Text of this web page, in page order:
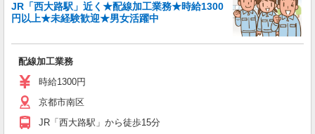
JR「西大路駅」近く★配線加工業務★時給1300
円以上★未経験歓迎★男女活躍中
配線加工業務
時給1300円
京都市南区
JR「西大路駅」から徒歩15分